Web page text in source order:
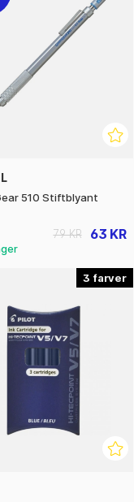
510 Stiftblyant
63 KR
79 KR
3